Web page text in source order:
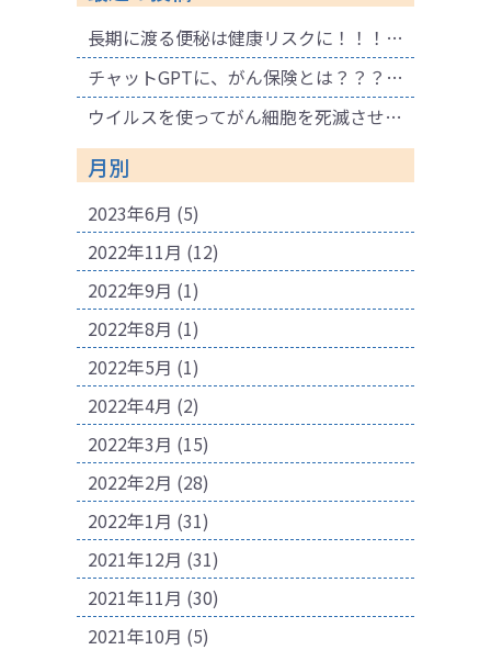
長期に渡る便秘は健康リスクに！！！ 腐敗物質が溜まり健康に悪影響も！肌荒れの原因にも！
チャットGPTに、がん保険とは？？？と聞いてみました。
ウイルスを使ってがん細胞を死滅させる療法
月別
2023年6月 (5)
2022年11月 (12)
2022年9月 (1)
2022年8月 (1)
2022年5月 (1)
2022年4月 (2)
2022年3月 (15)
2022年2月 (28)
2022年1月 (31)
2021年12月 (31)
2021年11月 (30)
2021年10月 (5)